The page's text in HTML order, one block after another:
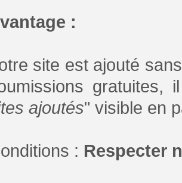
:
site est ajouté
ajoutés" visible en
: Respecter